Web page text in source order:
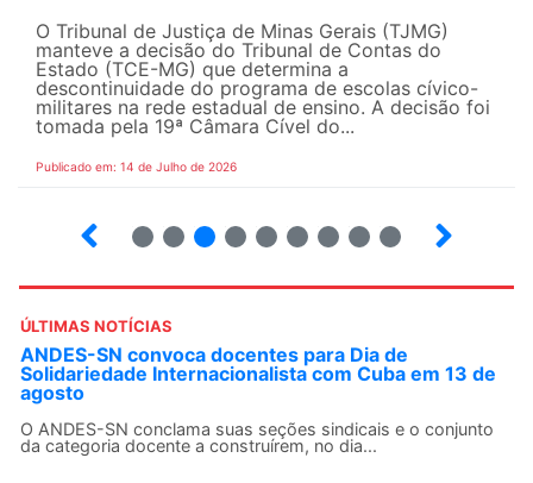
O Tribunal de Justiça de Minas Gerais (TJMG)
manteve a decisão do Tribunal de Contas do
Estado (TCE-MG) que determina a
descontinuidade do programa de escolas cívico-
militares na rede estadual de ensino. A decisão foi
tomada pela 19ª Câmara Cível do...
Publicado em: 14 de Julho de 2026
ÚLTIMAS NOTÍCIAS
ANDES-SN convoca docentes para Dia de
Solidariedade Internacionalista com Cuba em 13 de
agosto
O ANDES-SN conclama suas seções sindicais e o conjunto
da categoria docente a construírem, no dia...